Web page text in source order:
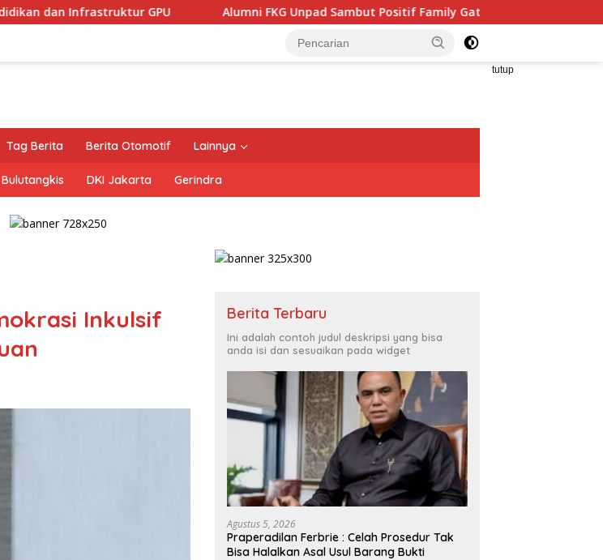
Alumni FKG Unpad Sambut Positif Family Gathering, Buka Peluang Kolaborasi Kedokteran
tutup
Tag Berita Berita Otomotif Lainnya
Bulutangkis DKI Jakarta Gerindra
Inkulsif
Berita Terbaru
Ini adalah contoh judul deskripsi yang bisa
anda isi dan sesuaikan pada widget
Agustus 5, 2026
Praperadilan Ferbrie : Celah Prosedur Tak
Bisa Halalkan Asal Usul Barang Bukti